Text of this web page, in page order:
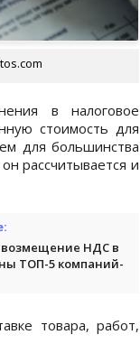
в налоговое
стоимость для
для большинства
он рассчитывается и
НДС в
ТОП-5 компаний-
товара, работ,